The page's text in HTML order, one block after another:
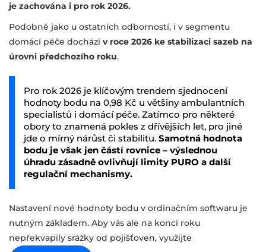
je zachována i pro rok 2026.
Podobně jako u ostatních odborností, i v segmentu
domácí péče dochází v roce 2026 ke stabilizaci sazeb na
úrovni předchozího roku.
Pro rok 2026 je klíčovým trendem sjednocení
hodnoty bodu na 0,98 Kč u většiny ambulantních
specialistů i domácí péče. Zatímco pro některé
obory to znamená pokles z dřívějších let, pro jiné
jde o mírný nárůst či stabilitu. Samotná hodnota
bodu je však jen částí rovnice – výslednou
úhradu zásadně ovlivňují limity PURO a další
regulační mechanismy.
Nastavení nové hodnoty bodu v ordinačním softwaru je
nutným základem. Aby vás ale na konci roku
nepřekvapily srážky od pojišťoven, využijte